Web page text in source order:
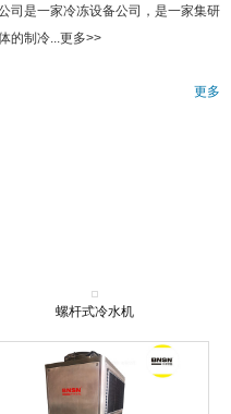
司是一家冷冻设备公司，是一家集研
的制冷...更多>>
更多
螺杆式冷水机